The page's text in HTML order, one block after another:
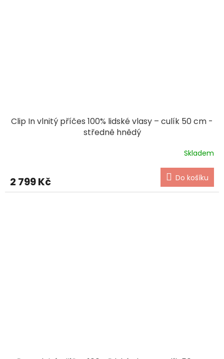
Clip In vlnitý příčes 100% lidské vlasy – culík 50 cm -
středně hnědý
Skladem
2 799 Kč Do košíku